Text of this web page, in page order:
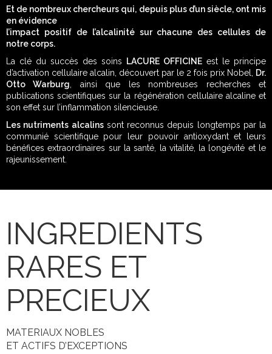
Et de nombreux chercheurs qui, depuis plus d’un siècle, ont mis
en évidence
l’impact positif de l’alcalinité sur chacune des cellules de
notre corps.
La clé du succès des soins
LACURE OFFICINE est le principe
d’activation cellulaire alcalin, découvert par le 2 fois prix Nobel,
Dr.
Otto Warburg , ainsi que les nombreuses recherches et
publications scientifiques sur la régénération cellulaire alcaline et
son effet sur l’inflammation silencieuse.
Les nutriments alcalinssont reconnus depuis longtemps par la
communié scientifique pour leur pouvoir antioxydant et leurs
bénéfices extraordinaires sur la santé, la vitalité, la longévité et le
rajeunissement.
INGREDIENTS
RARES ET
PRECIEUX
MATERIAUX NOBLES
ET ACTIFS D’EXCEPTIONS